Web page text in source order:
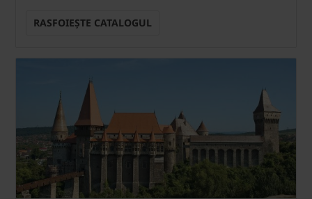
RASFOIEȘTE CATALOGUL